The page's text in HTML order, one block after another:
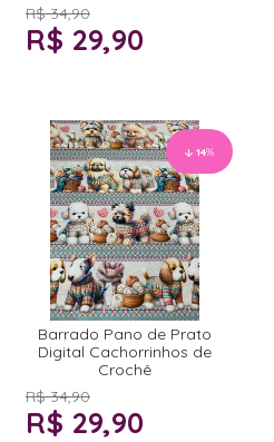
R$ 34,90
R$ 29,90
14%
Barrado Pano de Prato
Digital Cachorrinhos de
Crochê
R$ 34,90
R$ 29,90